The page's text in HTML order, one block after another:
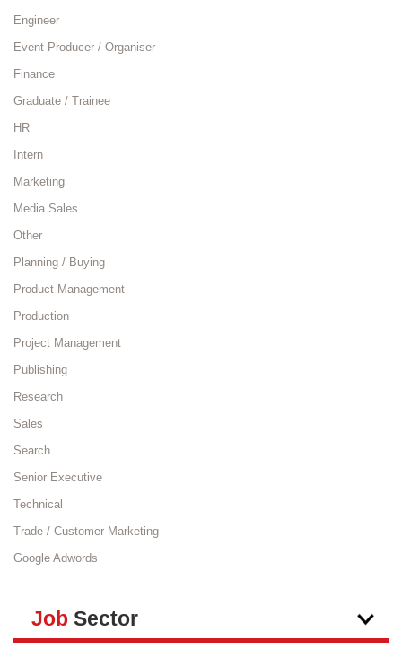
Engineer
Event Producer / Organiser
Finance
Graduate / Trainee
HR
Intern
Marketing
Media Sales
Other
Planning / Buying
Product Management
Production
Project Management
Publishing
Research
Sales
Search
Senior Executive
Technical
Trade / Customer Marketing
Google Adwords
Job Sector